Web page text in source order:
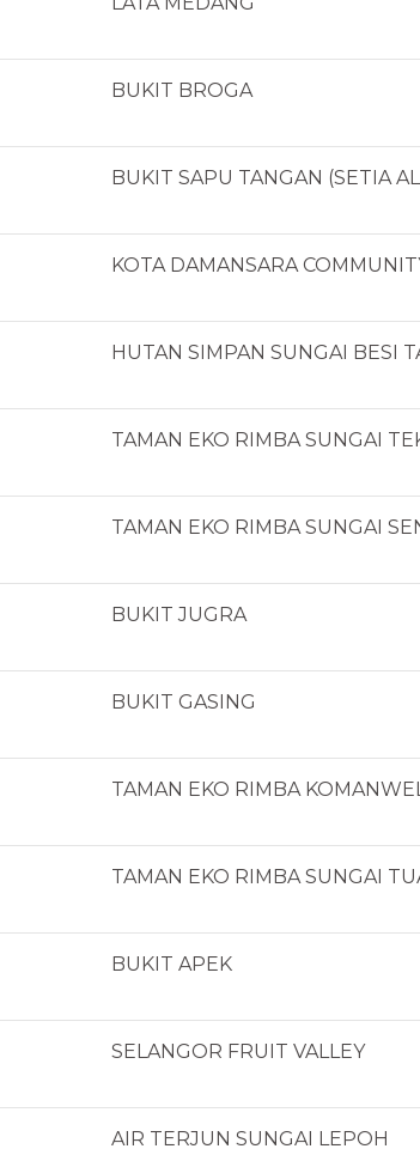
BUKIT BROGA
BUKIT SAPU TANGAN (SETIA
KOTA DAMANSARA
HUTAN SIMPAN SUNGAI BESI
TAMAN EKO RIMBA SUNGAI
TAMAN EKO RIMBA SUNGAI
BUKIT JUGRA
BUKIT GASING
TAMAN EKO RIMBA
TAMAN EKO RIMBA SUNGAI
BUKIT APEK
SELANGOR FRUIT VALLEY
AIR TERJUN SUNGAI LEPOH